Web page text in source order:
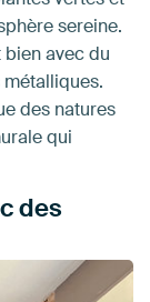
sereine.
bien avec du
des natures
qui
des